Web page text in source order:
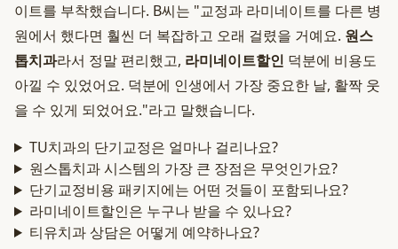
이트를 부착했습니다. B씨는 "교정과 라미네이트를 다른 병
원에서 했다면 훨씬 더 복잡하고 오래 걸렸을 거예요. 원스
톱치과라서 정말 편리했고, 라미네이트할인 덕분에 비용도
아낄 수 있었어요. 덕분에 인생에서 가장 중요한 날, 활짝 웃
을 수 있게 되었어요."라고 말했습니다.
TU치과의 단기교정은 얼마나 걸리나요?
원스톱치과 시스템의 가장 큰 장점은 무엇인가요?
단기교정비용 패키지에는 어떤 것들이 포함되나요?
라미네이트할인은 누구나 받을 수 있나요?
티유치과 상담은 어떻게 예약하나요?